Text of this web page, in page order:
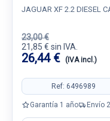
JAGUAR XF 2.2 DIESEL
23,00 €
21,85 € sin IVA.
26,44 € (IVA incl.)
Ref: 6496989
Garantía 1 año Envío